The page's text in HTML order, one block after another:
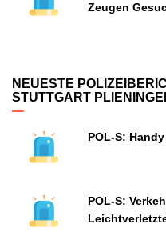
Zeugen
NEUESTE
STUTTGART
POL-S:
POL-S: